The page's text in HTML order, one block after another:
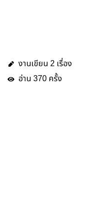
งานเขียน 2 เรื่อง
อ่าน 370 ครั้ง